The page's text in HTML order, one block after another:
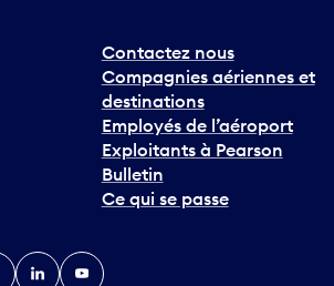
Contactez nous
Compagnies aériennes et
destinations
Employés de l’aéroport
Exploitants à Pearson
Bulletin
Ce qui se passe
LinkedInYouTube